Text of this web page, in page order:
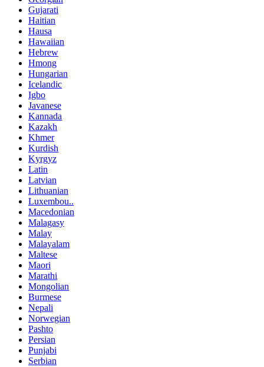
Gujarati
Haitian
Hausa
Hawaiian
Hebrew
Hmong
Hungarian
Icelandic
Igbo
Javanese
Kannada
Kazakh
Khmer
Kurdish
Kyrgyz
Latin
Latvian
Lithuanian
Luxembou..
Macedonian
Malagasy
Malay
Malayalam
Maltese
Maori
Marathi
Mongolian
Burmese
Nepali
Norwegian
Pashto
Persian
Punjabi
Serbian